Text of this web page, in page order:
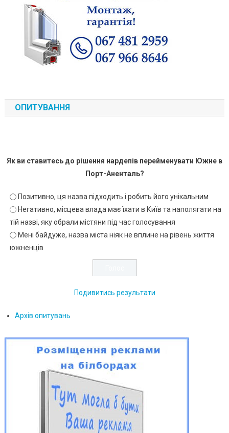
ОПИТУВАННЯ
Як ви ставитесь до рішення нардепів перейменувати Южне в
Порт-Аненталь?
Позитивно, ця назва підходить і робить його унікальним
Негативно, місцева влада має їхати в Київ та наполягати на
тій назві, яку обрали містяни під час голосування
Мені байдуже, назва міста ніяк не вплине на рівень життя
южненців
Подивитись результати
Архів опитувань